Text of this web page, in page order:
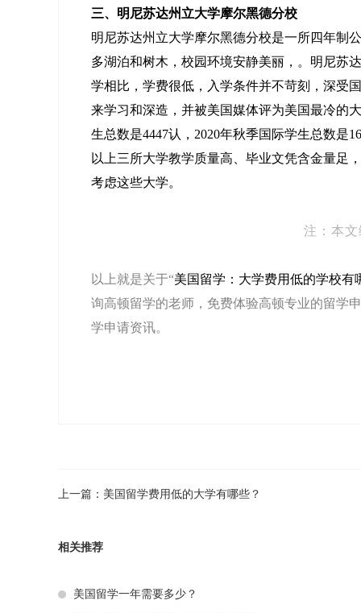
三、明尼苏达州立大学摩尔黑德分校
明尼苏达州立大学摩尔黑德分校是一所四年制
多湖泊和树木，校园环境安静美丽，。明尼苏
学相比，学费很低，入学条件并不苛刻，深受
来学习和深造，并被美国媒体评为美国最冷的
生总数是4447认，2020年秋季国际学生总数是
以上三所大学教学质量高、毕业文凭含金量足
考虑这些大学。
注：本
以上就是关于“美国留学：大学费用低的学校有
询高顿留学的老师，免费体验高顿专业的留学
学申请资讯。
上一篇： 美国留学费用低的大学有哪些？
相关推荐
美国留学一年需要多少？